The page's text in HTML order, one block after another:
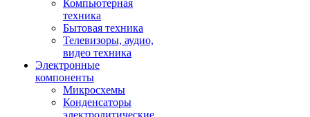
Компьютерная
техника
Бытовая техника
Телевизоры, аудио,
видео техника
Электронные
компоненты
Микросхемы
Конденсаторы
электролитические